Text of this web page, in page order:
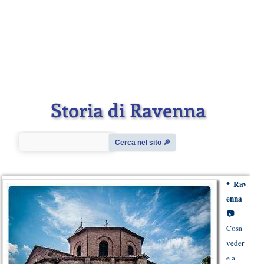
Storia di Ravenna
Cerca nel sito 🔎︎
• Rav
enna
📷
Cosa
veder
e a